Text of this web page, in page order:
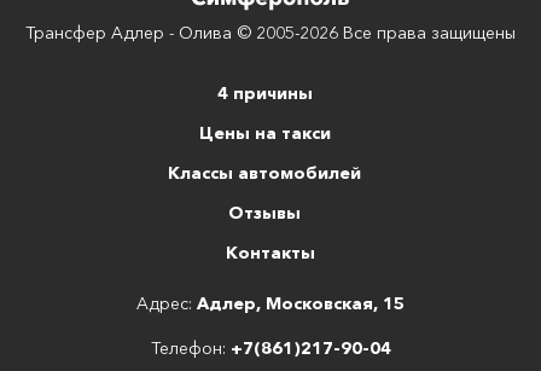
Трансфер Адлер - Олива © 2005-2026 Все права защищены
4 причины
Цены на такси
Классы автомобилей
Отзывы
Контакты
Адрес: Адлер, Московская, 15
Телефон: +7(861)217-90-04